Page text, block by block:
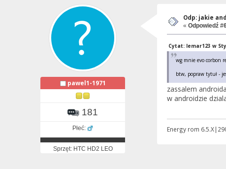
pawel1-1971
181
Płeć:
Sprzęt: HTC HD2 LEO
Odp: jakie
« Odpowiedź
Cytat: lemar123 w
wg mnie evo corbon
btw, popraw tytuł -
zassalem
w androidzie
Energy rom